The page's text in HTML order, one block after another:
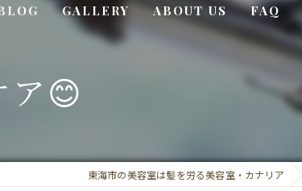
ア 常滑店
GALLERY ABOUT US FAQ
ア😊
東海市の美容室は髪を労る美容室・カナリア